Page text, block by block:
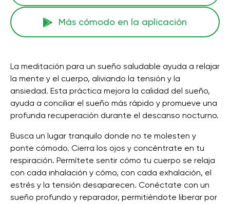
Más cómodo en la aplicación
La meditación para un sueño saludable ayuda a relajar
la mente y el cuerpo, aliviando la tensión y la
ansiedad. Esta práctica mejora la calidad del sueño,
ayuda a conciliar el sueño más rápido y promueve una
profunda recuperación durante el descanso nocturno.
Busca un lugar tranquilo donde no te molesten y
ponte cómodo. Cierra los ojos y concéntrate en tu
respiración. Permítete sentir cómo tu cuerpo se relaja
con cada inhalación y cómo, con cada exhalación, el
estrés y la tensión desaparecen. Conéctate con un
sueño profundo y reparador, permitiéndote liberar por